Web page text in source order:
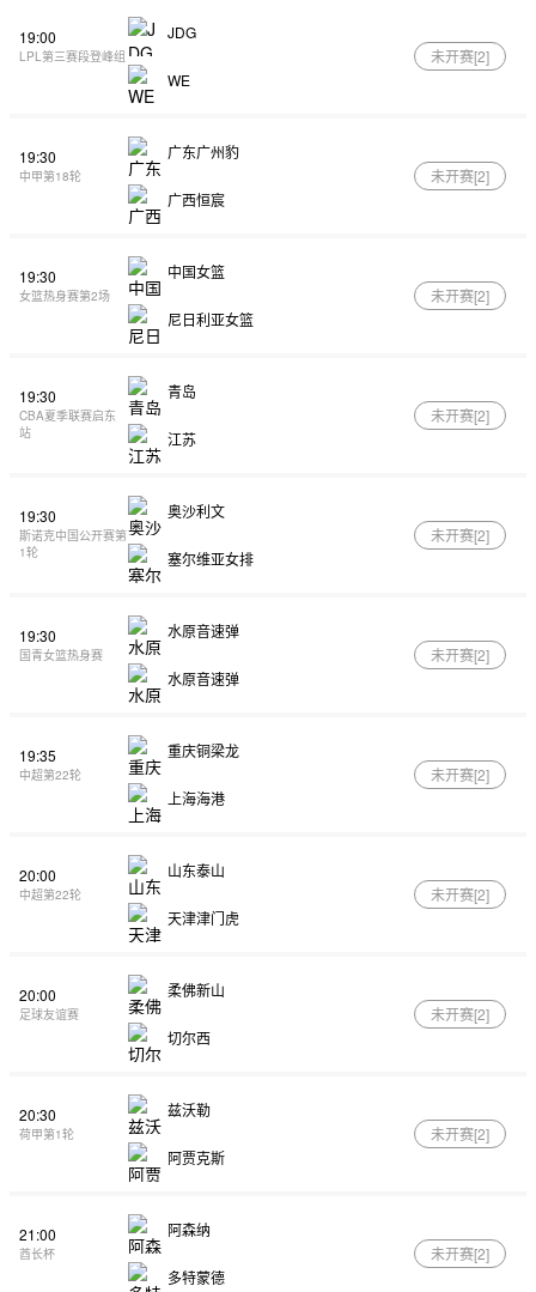
19:00
LPL第三赛段登峰组
JDG
WE
未开赛[2]
19:30
中甲第18轮
广东广州豹
广西恒宸
未开赛[2]
19:30
女篮热身赛第2场
中国女篮
尼日利亚女篮
未开赛[2]
19:30
CBA夏季联赛启东
站
青岛
江苏
未开赛[2]
19:30
斯诺克中国公开赛第
1轮
奥沙利文
塞尔维亚女排
未开赛[2]
19:30
国青女篮热身赛
水原音速弹
水原音速弹
未开赛[2]
19:35
中超第22轮
重庆铜梁龙
上海海港
未开赛[2]
20:00
中超第22轮
山东泰山
天津津门虎
未开赛[2]
20:00
足球友谊赛
柔佛新山
切尔西
未开赛[2]
20:30
荷甲第1轮
兹沃勒
阿贾克斯
未开赛[2]
21:00
酋长杯
阿森纳
多特蒙德
未开赛[2]